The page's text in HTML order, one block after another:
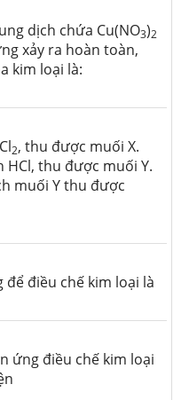
dịch chứa Cu(NO3)2
xảy ra hoàn toàn,
kim loại là:
2, thu được muối X.
HCl, thu được muối Y.
muối Y thu được
điều chế kim loại là
ứng điều chế kim loại